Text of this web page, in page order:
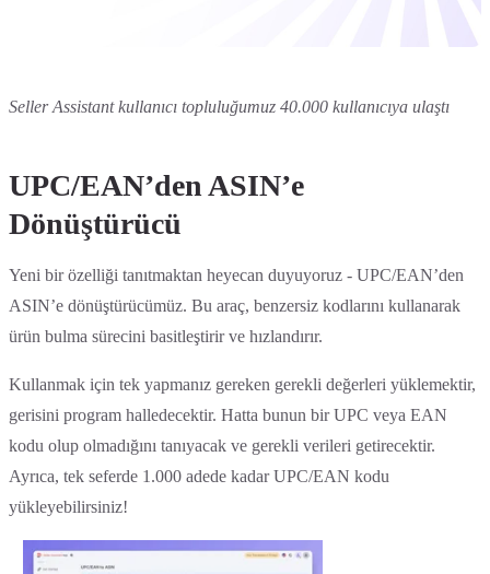
Seller Assistant kullanıcı topluluğumuz 40.000 kullanıcıya ulaştı
UPC/EAN’den ASIN’e
Dönüştürücü
Yeni bir özelliği tanıtmaktan heyecan duyuyoruz - UPC/EAN’den
ASIN’e dönüştürücümüz. Bu araç, benzersiz kodlarını kullanarak
ürün bulma sürecini basitleştirir ve hızlandırır.
Kullanmak için tek yapmanız gereken gerekli değerleri yüklemektir,
gerisini program halledecektir. Hatta bunun bir UPC veya EAN
kodu olup olmadığını tanıyacak ve gerekli verileri getirecektir.
Ayrıca, tek seferde 1.000 adede kadar UPC/EAN kodu
yükleyebilirsiniz!